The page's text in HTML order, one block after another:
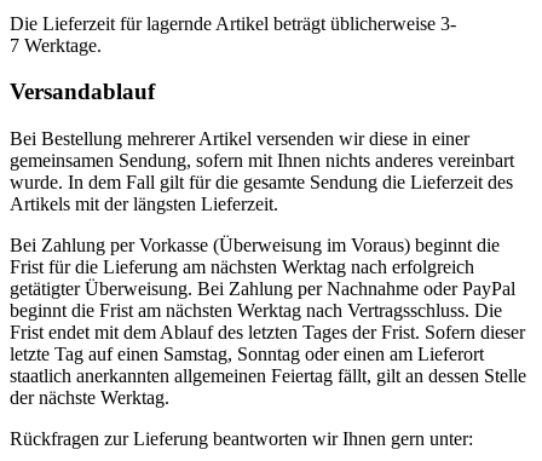
Die Lieferzeit für lagernde Artikel beträgt üblicherweise 3-
7 Werktage.
Versandablauf
Bei Bestellung mehrerer Artikel versenden wir diese in einer
gemeinsamen Sendung, sofern mit Ihnen nichts anderes vereinbart
wurde. In dem Fall gilt für die gesamte Sendung die Lieferzeit des
Artikels mit der längsten Lieferzeit.
Bei Zahlung per Vorkasse (Überweisung im Voraus) beginnt die
Frist für die Lieferung am nächsten Werktag nach erfolgreich
getätigter Überweisung. Bei Zahlung per Nachnahme oder PayPal
beginnt die Frist am nächsten Werktag nach Vertragsschluss. Die
Frist endet mit dem Ablauf des letzten Tages der Frist. Sofern dieser
letzte Tag auf einen Samstag, Sonntag oder einen am Lieferort
staatlich anerkannten allgemeinen Feiertag fällt, gilt an dessen Stelle
der nächste Werktag.
Rückfragen zur Lieferung beantworten wir Ihnen gern unter: